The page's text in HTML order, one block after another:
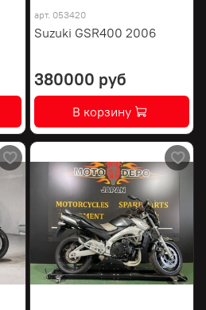
арт. 053420
Suzuki GSR400 2006
380000 руб
В корзину